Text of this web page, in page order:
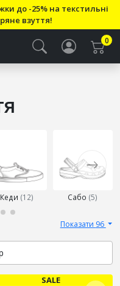
до -25% на текстильні
взуття!
0
Кеди (12) Сабо (5)
Показати 96
SALE